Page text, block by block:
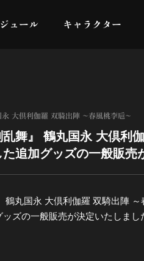
ュール キャラクター
大倶利伽羅 双騎出陣 ～春風桃李巵～
乱舞』 鶴丸国永 大倶利
追加グッズの一般販売
鶴丸国永 大倶利伽羅 双騎出陣
ズの一般販売が決定いたしまし